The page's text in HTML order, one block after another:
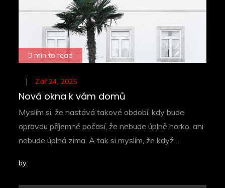
3 min to read
Posted
on
Zář 24, 2025
Nová okna k vám domů
Myslím si, že nastává takové období, kdy bude
opravdu příjemné počasí, že nebude úplně horko, ani
nebude úplná zima. A tak si myslím, že když…
by: